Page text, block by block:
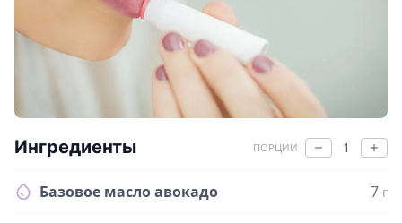
Ингредиенты ПОРЦИИ 1
Базовое масло авокадо 7 г